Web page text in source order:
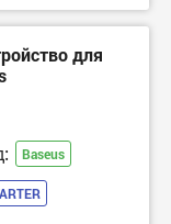
для
Baseus